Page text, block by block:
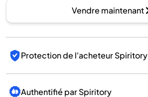
Vendre maintenant
Protection de l'acheteur Spiritory
Authentifié par Spiritory